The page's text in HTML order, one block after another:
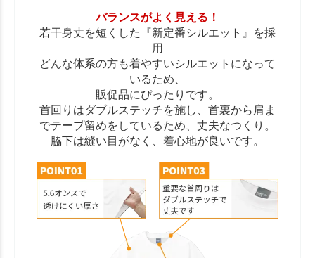
バランスがよく見える！
若干身丈を短くした『新定番シルエット』を採
用
どんな体系の方も着やすいシルエットになって
いるため、
販促品にぴったりです。
首回りはダブルステッチを施し、首裏から肩ま
でテープ留めをしているため、丈夫なつくり。
脇下は縫い目がなく、着心地が良いです。